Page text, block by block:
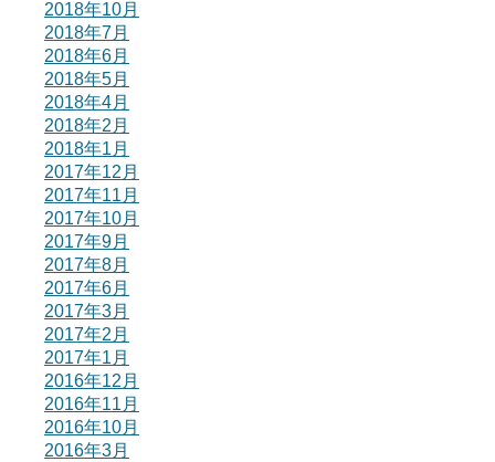
2018年10月
2018年7月
2018年6月
2018年5月
2018年4月
2018年2月
2018年1月
2017年12月
2017年11月
2017年10月
2017年9月
2017年8月
2017年6月
2017年3月
2017年2月
2017年1月
2016年12月
2016年11月
2016年10月
2016年3月